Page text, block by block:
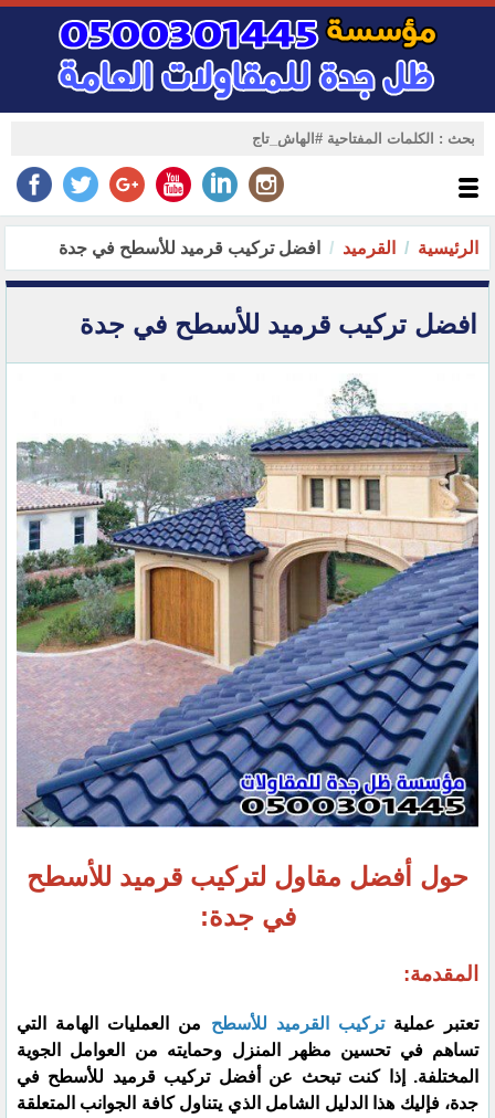
الرئيسية القرميد افضل تركيب قرميد للأسطح في جدة
افضل تركيب قرميد للأسطح في جدة
حول أفضل مقاول لتركيب قرميد للأسطح
في جدة:
المقدمة:
تعتبر عمليةتركيب القرميد للأسطح من العمليات الهامة التي
تساهم في تحسين مظهر المنزل وحمايته من العوامل الجوية
المختلفة. إذا كنت تبحث عن أفضل تركيب قرميد للأسطح في
جدة، فإليك هذا الدليل الشامل الذي يتناول كافة الجوانب المتعلقة